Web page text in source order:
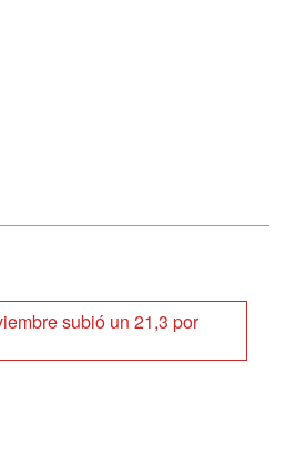
subió un 21,3 por